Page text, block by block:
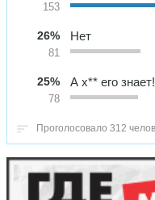
153
26%
81
Нет
25%
78
А х** его знает!
Проголосовало 312